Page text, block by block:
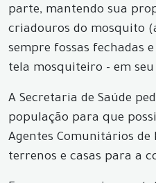
parte, mantendo sua
criadouros do mosquito
sempre fossas fechadas
tela mosquiteiro - em
A Secretaria de Saúde
população para que
Agentes Comunitários de
terrenos e casas para a